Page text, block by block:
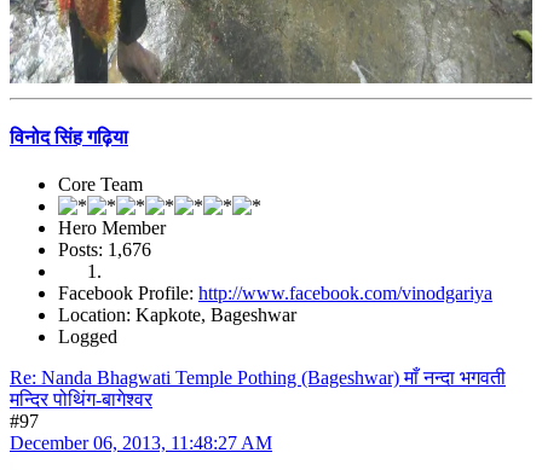
विनोद सिंह गढ़िया
Core Team
Hero Member
Posts: 1,676
Facebook Profile: http://www.facebook.com/vinodgariya
Location: Kapkote, Bageshwar
Logged
Re: Nanda Bhagwati Temple Pothing (Bageshwar) माँ नन्दा भगवती
मन्दिर पोथिंग-बागेश्वर
#97
December 06, 2013, 11:48:27 AM